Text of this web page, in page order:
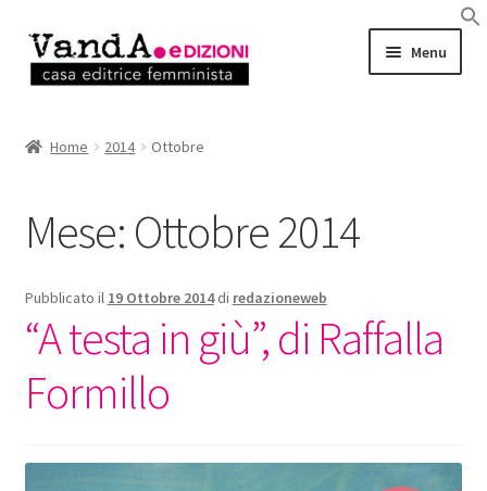
Vai
alla
Vai
al
Menu
AUTRICI e AUTORI
EVENTI
RASSEGNA STAMPA
CHI SIAMO
Home 2014 Ottobre
Mese: Ottobre 2014
Pubblicato il 19 Ottobre 2014 di redazioneweb
“A testa in giù”, di Raffalla
Formillo